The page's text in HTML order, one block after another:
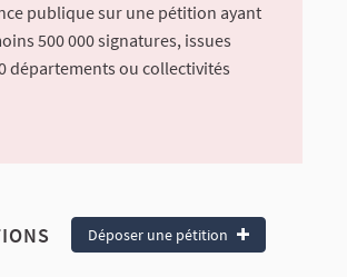
publique sur une pétition ayant
500 000 signatures, issues
départements ou collectivités
Déposer une pétition